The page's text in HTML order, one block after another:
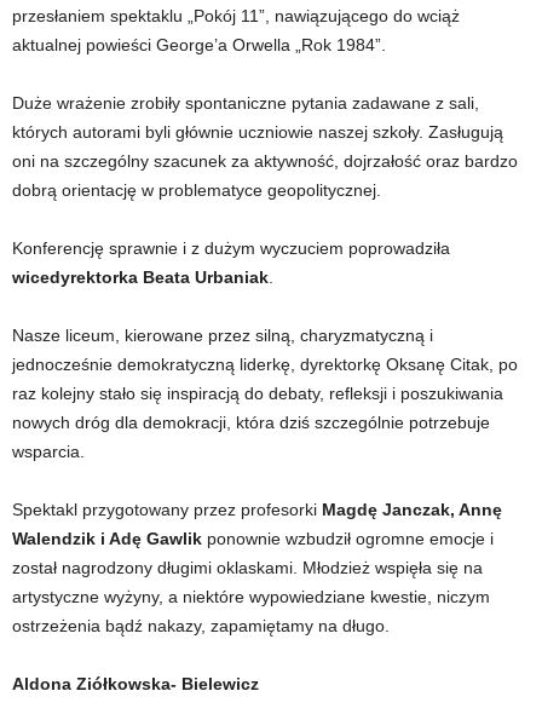
przesłaniem spektaklu „Pokój 11”, nawiązującego do wciąż
aktualnej powieści George’a Orwella „Rok 1984”.
Duże wrażenie zrobiły spontaniczne pytania zadawane z sali,
których autorami byli głównie uczniowie naszej szkoły. Zasługują
oni na szczególny szacunek za aktywność, dojrzałość oraz bardzo
dobrą orientację w problematyce geopolitycznej.
Konferencję sprawnie i z dużym wyczuciem poprowadziła
wicedyrektorka Beata Urbaniak
Nasze liceum, kierowane przez silną, charyzmatyczną i
jednocześnie demokratyczną liderkę, dyrektorkę Oksanę Citak, po
raz kolejny stało się inspiracją do debaty, refleksji i poszukiwania
nowych dróg dla demokracji, która dziś szczególnie potrzebuje
wsparcia.
Spektakl przygotowany przez profesorki Magdę Janczak, Annę
Walendzik i Adę Gawlik ponownie wzbudził ogromne emocje i
został nagrodzony długimi oklaskami. Młodzież wspięła się na
artystyczne wyżyny, a niektóre wypowiedziane kwestie, niczym
ostrzeżenia bądź nakazy, zapamiętamy na długo.
Aldona Ziółkowska- Bielewicz